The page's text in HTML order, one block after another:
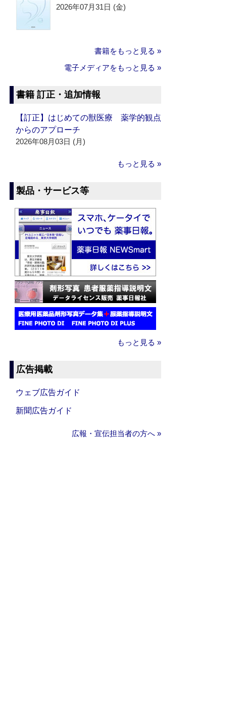
2026年07月31日 (金)
書籍をもっと見る »
電子メディアをもっと見る »
書籍 訂正・追加情報
【訂正】はじめての獣医療 薬学的観点
からのアプローチ
2026年08月03日 (月)
もっと見る »
製品・サービス等
もっと見る »
広告掲載
ウェブ広告ガイド
新聞広告ガイド
広報・宣伝担当者の方へ »